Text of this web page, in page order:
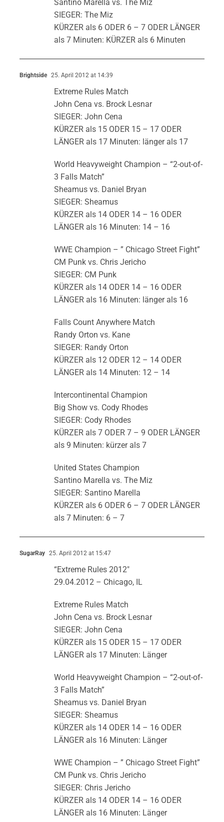
Santino Marella vs. The Miz
SIEGER: The Miz
KÜRZER als 6 ODER 6 – 7 ODER LÄNGER
als 7 Minuten: KÜRZER als 6 Minuten
Brightside 25. April 2012 at 14:39
Extreme Rules Match
John Cena vs. Brock Lesnar
SIEGER: John Cena
KÜRZER als 15 ODER 15 – 17 ODER
LÄNGER als 17 Minuten: länger als 17
World Heavyweight Champion – “2-out-of-
3 Falls Match”
Sheamus vs. Daniel Bryan
SIEGER: Sheamus
KÜRZER als 14 ODER 14 – 16 ODER
LÄNGER als 16 Minuten: 14 – 16
WWE Champion – ” Chicago Street Fight”
CM Punk vs. Chris Jericho
SIEGER: CM Punk
KÜRZER als 14 ODER 14 – 16 ODER
LÄNGER als 16 Minuten: länger als 16
Falls Count Anywhere Match
Randy Orton vs. Kane
SIEGER: Randy Orton
KÜRZER als 12 ODER 12 – 14 ODER
LÄNGER als 14 Minuten: 12 – 14
Intercontinental Champion
Big Show vs. Cody Rhodes
SIEGER: Cody Rhodes
KÜRZER als 7 ODER 7 – 9 ODER LÄNGER
als 9 Minuten: kürzer als 7
United States Champion
Santino Marella vs. The Miz
SIEGER: Santino Marella
KÜRZER als 6 ODER 6 – 7 ODER LÄNGER
als 7 Minuten: 6 – 7
SugarRay 25. April 2012 at 15:47
“Extreme Rules 2012″
29.04.2012 – Chicago, IL
Extreme Rules Match
John Cena vs. Brock Lesnar
SIEGER: John Cena
KÜRZER als 15 ODER 15 – 17 ODER
LÄNGER als 17 Minuten: Länger
World Heavyweight Champion – “2-out-of-
3 Falls Match”
Sheamus vs. Daniel Bryan
SIEGER: Sheamus
KÜRZER als 14 ODER 14 – 16 ODER
LÄNGER als 16 Minuten: Länger
WWE Champion – ” Chicago Street Fight”
CM Punk vs. Chris Jericho
SIEGER: Chris Jericho
KÜRZER als 14 ODER 14 – 16 ODER
LÄNGER als 16 Minuten: Länger